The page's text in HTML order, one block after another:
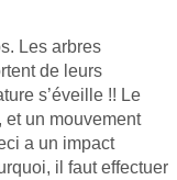
Les arbres
de leurs
s’éveille !! Le
et un mouvement
a un impact
il faut effectuer